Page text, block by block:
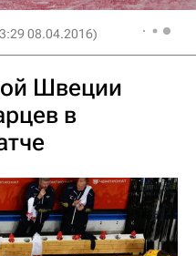
08.04.2016)
Швеции
в